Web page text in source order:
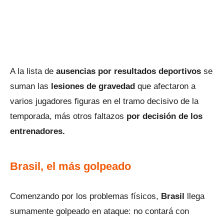
A la lista de ausencias por resultados deportivos se
suman las lesiones de gravedad que afectaron a
varios jugadores figuras en el tramo decisivo de la
temporada, más otros faltazos por decisión de los
entrenadores.
Brasil, el más golpeado
Comenzando por los problemas físicos, Brasil llega
sumamente golpeado en ataque: no contará con